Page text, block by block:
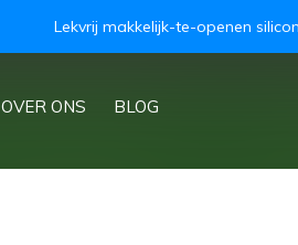
OVER ONS BLOG
Lekvrij makkelijk-te-openen